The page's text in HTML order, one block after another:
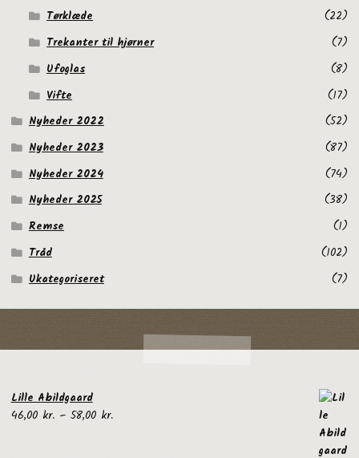
Tørklæde
(22)
Trekanter til hjørner
(7)
Ufoglas
(8)
Vifte
(17)
Nyheder 2022
(52)
Nyheder 2023
(87)
Nyheder 2024
(74)
Nyheder 2025
(38)
Remse
(1)
Tråd
(102)
Ukategoriseret
(7)
Lille Abildgaard
46,00 kr. – 58,00 kr.Prisinterval: